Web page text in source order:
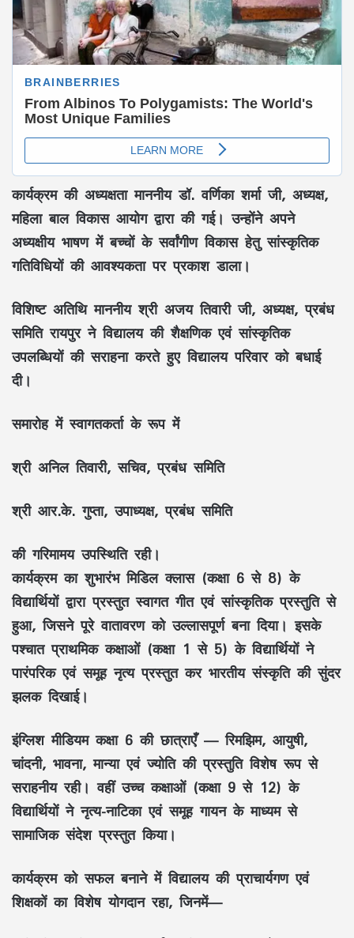
कार्यक्रम की अध्यक्षता माननीय डॉ. वर्णिका शर्मा जी, अध्यक्ष,
महिला बाल विकास आयोग द्वारा की गई। उन्होंने अपने
अध्यक्षीय भाषण में बच्चों के सर्वांगीण विकास हेतु सांस्कृतिक
गतिविधियों की आवश्यकता पर प्रकाश डाला।
विशिष्ट अतिथि माननीय श्री अजय तिवारी जी, अध्यक्ष, प्रबंध
समिति रायपुर ने विद्यालय की शैक्षणिक एवं सांस्कृतिक
उपलब्धियों की सराहना करते हुए विद्यालय परिवार को बधाई
दी।
समारोह में स्वागतकर्ता के रूप में
श्री अनिल तिवारी, सचिव, प्रबंध समिति
श्री आर.के. गुप्ता, उपाध्यक्ष, प्रबंध समिति
की गरिमामय उपस्थिति रही।
कार्यक्रम का शुभारंभ मिडिल क्लास (कक्षा 6 से 8) के
विद्यार्थियों द्वारा प्रस्तुत स्वागत गीत एवं सांस्कृतिक प्रस्तुति से
हुआ, जिसने पूरे वातावरण को उल्लासपूर्ण बना दिया। इसके
पश्चात प्राथमिक कक्षाओं (कक्षा 1 से 5) के विद्यार्थियों ने
पारंपरिक एवं समूह नृत्य प्रस्तुत कर भारतीय संस्कृति की सुंदर
झलक दिखाई।
इंग्लिश मीडियम कक्षा 6 की छात्राएँ — रिमझिम, आयुषी,
चांदनी, भावना, मान्या एवं ज्योति की प्रस्तुति विशेष रूप से
सराहनीय रही। वहीं उच्च कक्षाओं (कक्षा 9 से 12) के
विद्यार्थियों ने नृत्य-नाटिका एवं समूह गायन के माध्यम से
सामाजिक संदेश प्रस्तुत किया।
कार्यक्रम को सफल बनाने में विद्यालय की प्राचार्यगण एवं
शिक्षकों का विशेष योगदान रहा, जिनमें—